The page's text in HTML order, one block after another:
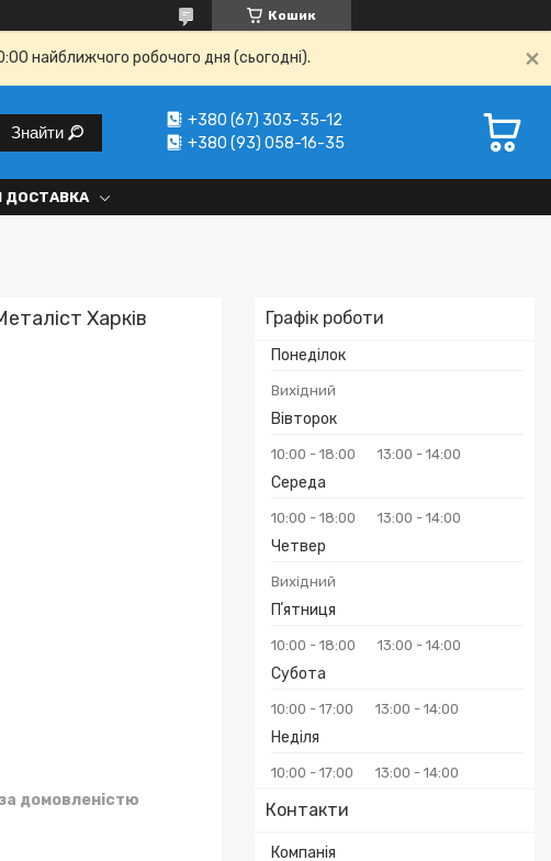
Кошик
найближчого робочого дня (сьогодні).
Знайти
+380 (67) 303-35-12
+380 (93) 058-16-35
ДОСТАВКА
Графік роботи
Понеділок
Вихідний
Вівторок
10:00 18:00 13:00 14:00
Середа
10:00 18:00 13:00 14:00
Четвер
Вихідний
Пʼятниця
10:00 18:00 13:00 14:00
Субота
10:00 17:00 13:00 14:00
Неділя
10:00 17:00 13:00 14:00
Контакти
Харків
за домовленістю